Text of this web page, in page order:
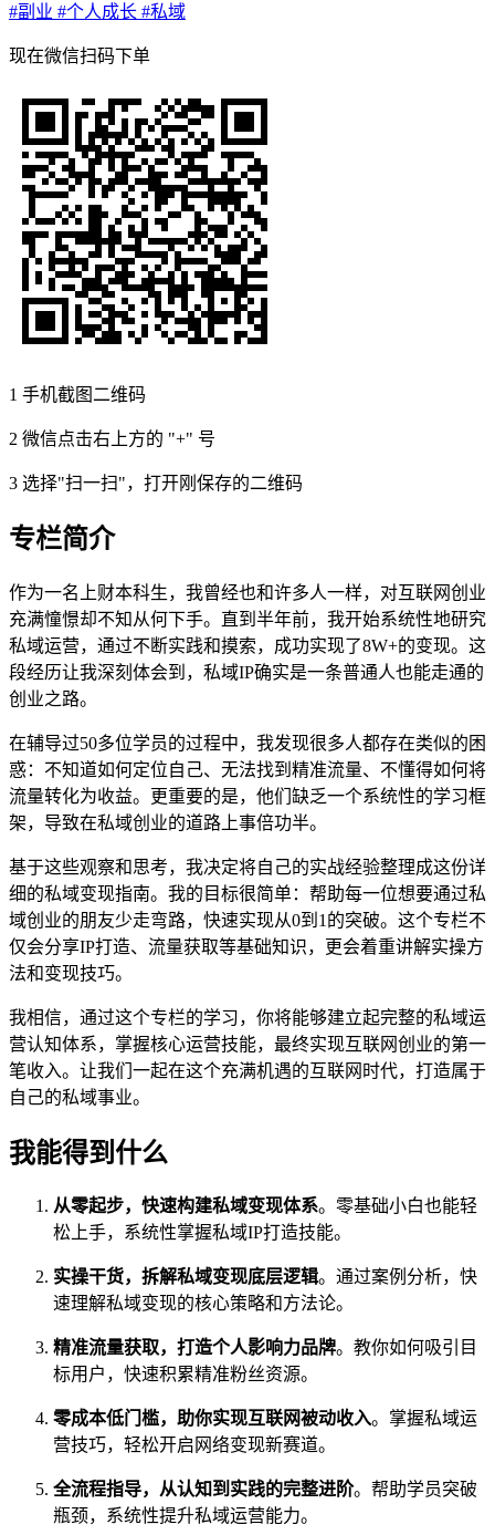
#副业 #个人成长 #私域
现在微信扫码下单
1 手机截图二维码
2 微信点击右上方的 "+" 号
3 选择"扫一扫"，打开刚保存的二维码
专栏简介
作为一名上财本科生，我曾经也和许多人一样，对互联网创业
充满憧憬却不知从何下手。直到半年前，我开始系统性地研究
私域运营，通过不断实践和摸索，成功实现了8W+的变现。这
段经历让我深刻体会到，私域IP确实是一条普通人也能走通的
创业之路。
在辅导过50多位学员的过程中，我发现很多人都存在类似的困
惑：不知道如何定位自己、无法找到精准流量、不懂得如何将
流量转化为收益。更重要的是，他们缺乏一个系统性的学习框
架，导致在私域创业的道路上事倍功半。
基于这些观察和思考，我决定将自己的实战经验整理成这份详
细的私域变现指南。我的目标很简单：帮助每一位想要通过私
域创业的朋友少走弯路，快速实现从0到1的突破。这个专栏不
仅会分享IP打造、流量获取等基础知识，更会着重讲解实操方
法和变现技巧。
我相信，通过这个专栏的学习，你将能够建立起完整的私域运
营认知体系，掌握核心运营技能，最终实现互联网创业的第一
笔收入。让我们一起在这个充满机遇的互联网时代，打造属于
自己的私域事业。
我能得到什么
从零起步，快速构建私域变现体系。零基础小白也能轻
松上手，系统性掌握私域IP打造技能。
实操干货，拆解私域变现底层逻辑。通过案例分析，快
速理解私域变现的核心策略和方法论。
精准流量获取，打造个人影响力品牌。教你如何吸引目
标用户，快速积累精准粉丝资源。
零成本低门槛，助你实现互联网被动收入。掌握私域运
营技巧，轻松开启网络变现新赛道。
全流程指导，从认知到实践的完整进阶。帮助学员突破
瓶颈，系统性提升私域运营能力。